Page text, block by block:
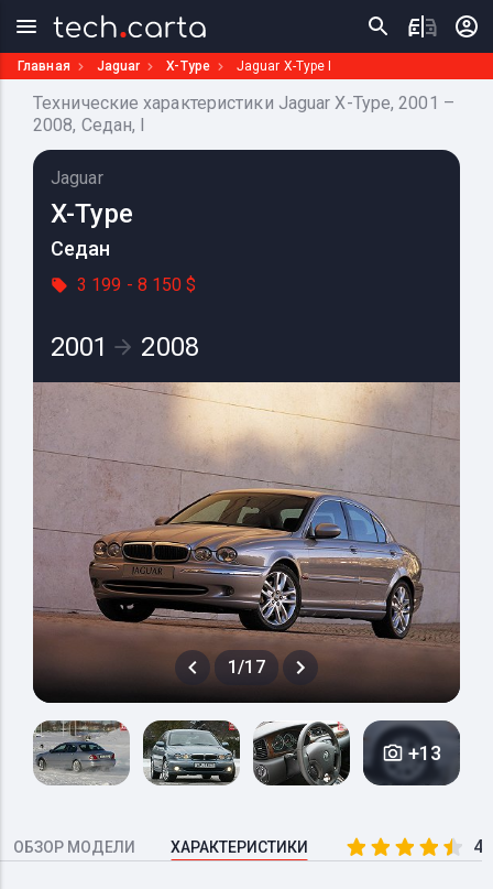
Главная Jaguar X-Type Jaguar X-Type I
Технические характеристики Jaguar X-Type, 2001 –
2008, Седан, I
Jaguar
X-Type
Седан
3 199 - 8 150 $
2001 2008
1/17
+13
ОБЗОР МОДЕЛИ ХАРАКТЕРИСТИКИ